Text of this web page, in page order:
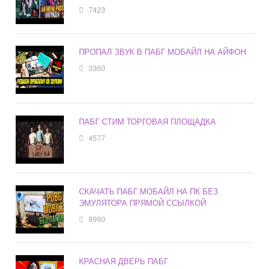
7423
ПРОПАЛ ЗВУК В ПАБГ МОБАЙЛ НА АЙФОН
3360
ПАБГ СТИМ ТОРГОВАЯ ПЛОЩАДКА
4577
СКАЧАТЬ ПАБГ МОБАЙЛ НА ПК БЕЗ
ЭМУЛЯТОРА ПРЯМОЙ ССЫЛКОЙ
8990
КРАСНАЯ ДВЕРЬ ПАБГ